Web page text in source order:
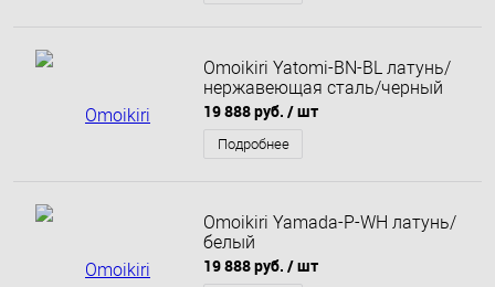
Omoikiri Yatomi-BN-BL латунь/
нержавеющая сталь/черный
19 888 руб. / шт
Подробнее
Omoikiri Yamada-P-WH латунь/
белый
19 888 руб. / шт